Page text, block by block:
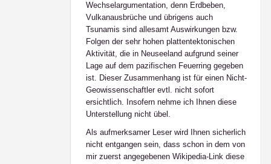
Wechselargumentation, denn Erdbeben,
Vulkanausbrüche und übrigens auch
Tsunamis sind allesamt Auswirkungen bzw.
Folgen der sehr hohen plattentektonischen
Aktivität, die in Neuseeland aufgrund seiner
Lage auf dem pazifischen Feuerring gegeben
ist. Dieser Zusammenhang ist für einen Nicht-
Geowissenschaftler evtl. nicht sofort
ersichtlich. Insofern nehme ich Ihnen diese
Unterstellung nicht übel.
Als aufmerksamer Leser wird Ihnen sicherlich
nicht entgangen sein, dass schon in dem von
mir zuerst angegebenen Wikipedia-Link diese